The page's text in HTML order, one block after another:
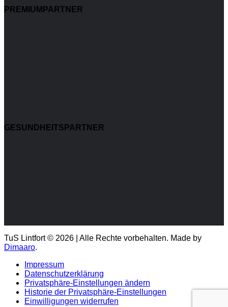
PREMIUMPARTNER
GESUNDHEITSPARTNER
TuS Lintfort © 2026 | Alle Rechte vorbehalten. Made by
Dimaaro.
Impressum
Datenschutzerklärung
Privatsphäre-Einstellungen ändern
Historie der Privatsphäre-Einstellungen
Einwilligungen widerrufen